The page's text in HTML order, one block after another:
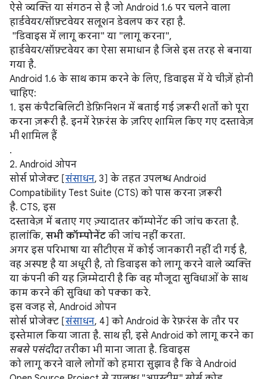
ऐसे व्यक्ति या संगठन से है जो Android 1.6 पर चलने वाला
हार्डवेयर/सॉफ़्टवेयर सलूशन डेवलप कर रहा है.
"डिवाइस में लागू करना" या "लागू करना",
हार्डवेयर/सॉफ़्टवेयर का ऐसा समाधान है जिसे इस तरह से बनाया
गया है.
Android 1.6 के साथ काम करने के लिए, डिवाइस में ये चीज़ें होनी
चाहिए:
1. इस कंपैटबिलिटी डेफ़िनिशन में बताई गई ज़रूरी शर्तों को पूरा
करना ज़रूरी है. इनमें रेफ़रंस के ज़रिए शामिल किए गए दस्तावेज़
भी शामिल हैं
.
2. Android ओपन
सोर्स प्रोजेक्ट [संसाधन, 3] के तहत उपलब्ध Android
Compatibility Test Suite (CTS) को पास करना ज़रूरी
है. CTS, इस
दस्तावेज़ में बताए गए ज़्यादातर कॉम्पोनेंट की जांच करता है.
हालांकि, सभी कॉम्पोनेंट की जांच नहीं करता.
अगर इस परिभाषा या सीटीएस में कोई जानकारी नहीं दी गई है,
वह अस्पष्ट है या अधूरी है, तो डिवाइस को लागू करने वाले व्यक्ति
या कंपनी की यह ज़िम्मेदारी है कि वह मौजूदा सुविधाओं के साथ
काम करने की सुविधा को पक्का करे.
इस वजह से, Android ओपन
सोर्स प्रोजेक्ट [संसाधन, 4] को Android के रेफ़रंस के तौर पर
इस्तेमाल किया जाता है. साथ ही, इसे Android को लागू करने का
सबसे पसंदीदातरीका भी माना जाता है. डिवाइस
को लागू करने वाले लोगों को हमारा सुझाव है कि वे Android